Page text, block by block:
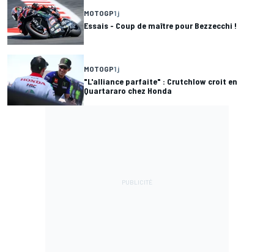
MOTOGP1 j
Essais - Coup de maître pour Bezzecchi !
MOTOGP1 j
"L'alliance parfaite" : Crutchlow croit en
Quartararo chez Honda